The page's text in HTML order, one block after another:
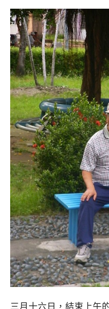
三月十六日，結束上午